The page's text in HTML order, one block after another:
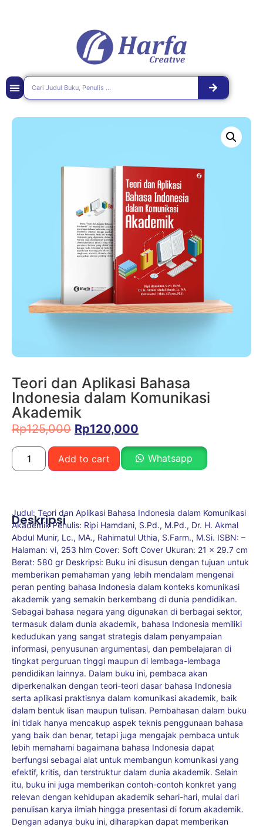
Teori dan Aplikasi Bahasa
Indonesia dalam Komunikasi
Akademik
Rp125,000 Rp120,000
Add to cart Whatsapp
Deskripsi
Judul: Teori dan Aplikasi Bahasa Indonesia dalam Komunikasi
Akademik Penulis: Ripi Hamdani, S.Pd., M.Pd., Dr. H. Akmal
Abdul Munir, Lc., MA., Rahimatul Uthia, S.Farm., M.Si. ISBN: –
Halaman: vi, 253 hlm Cover: Soft Cover Ukuran: 21 x 29.7 cm
Berat: 580 gr Deskripsi: Buku ini disusun dengan tujuan untuk
memberikan pemahaman yang lebih mendalam mengenai
peran penting bahasa Indonesia dalam konteks komunikasi
akademik yang semakin berkembang di dunia pendidikan.
Sebagai bahasa negara yang digunakan di berbagai sektor,
termasuk dalam dunia akademik, bahasa Indonesia memiliki
kedudukan yang sangat strategis dalam penyampaian
informasi, penyusunan argumentasi, dan pembelajaran di
tingkat perguruan tinggi maupun di lembaga-lembaga
pendidikan lainnya. Dalam buku ini, pembaca akan
diperkenalkan dengan teori-teori dasar bahasa Indonesia
serta aplikasi praktisnya dalam komunikasi akademik, baik
dalam bentuk lisan maupun tulisan. Pembahasan dalam buku
ini tidak hanya mencakup aspek teknis penggunaan bahasa
yang baik dan benar, tetapi juga mengajak pembaca untuk
lebih memahami bagaimana bahasa Indonesia dapat
berfungsi sebagai alat untuk membangun komunikasi yang
efektif, kritis, dan terstruktur dalam dunia akademik. Selain
itu, buku ini juga memberikan contoh-contoh konkret yang
relevan dengan kehidupan akademik sehari-hari, mulai dari
penulisan karya ilmiah hingga presentasi di forum akademik.
Dengan adanya buku ini, diharapkan dapat memberikan